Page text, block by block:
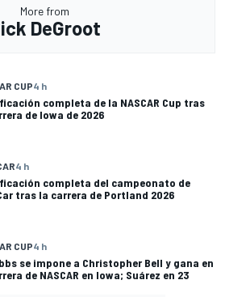
More from
DeGroot
CUP4 h
completa de la NASCAR Cup tras
de Iowa de 2026
4 h
completa del campeonato de
tras la carrera de Portland 2026
CUP4 h
se impone a Christopher Bell y gana en
de NASCAR en Iowa; Suárez en 23